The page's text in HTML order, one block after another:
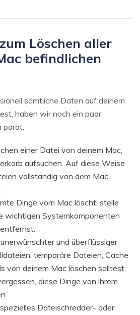
Löschen aller
befindlichen
sämtliche Daten auf deinem
haben wir noch ein paar
parat:
einer Datei von deinem Mac,
aufsuchen. Auf diese Weise
vollständig von dem Mac-
Dinge vom Mac löscht, stelle
wichtigen Systemkomponenten
und überflüssiger
temporäre Dateien, Cache
von deinem Mac löschen solltest.
diese Dinge von ihrem
Dateischredder- oder